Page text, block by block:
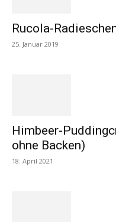
Rucola-
25. Januar 2019
Himbeer-
ohne Backen)
18. April 2021